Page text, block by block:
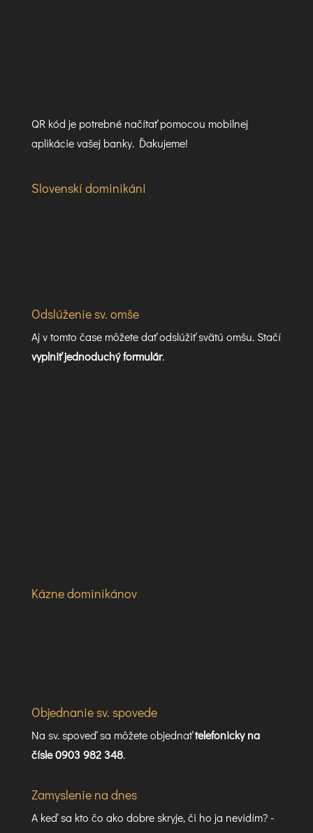
QR kód je potrebné načítať pomocou mobilnej
aplikácie vašej banky. Ďakujeme!
Slovenskí dominikáni
Odslúženie sv. omše
Aj v tomto čase môžete dať odslúžiť svätú omšu. Stačí
vyplniť jednoduchý formulár.
Kázne dominikánov
Objednanie sv. spovede
Na sv. spoveď sa môžete objednaťtelefonicky na
čísle 0903 982 348.
Zamyslenie na dnes
A keď sa kto čo ako dobre skryje, či ho ja nevidím? -